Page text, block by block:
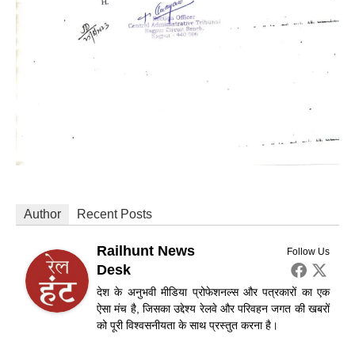
Author Recent Posts
Follow Us
Railhunt News
Desk
देश के अनुभवी मीडिया प्रोफेशनल्स और पत्रकारों का एक
ऐसा मंच है, जिसका उद्देश्य रेलवे और परिवहन जगत की खबरों
को पूरी विश्वसनीयता के साथ प्रस्तुत करना है।